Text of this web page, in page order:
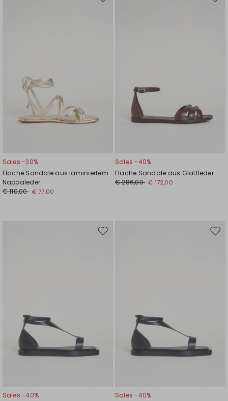
Sales -30%
Flache Sandale aus laminiertem
Nappaleder
€ 110,00 € 77,00
Sales -40%
Flache Sandale aus Glattleder
€ 286,00 € 172,00
Auf
Sales -40%
Auf
Sales -40%